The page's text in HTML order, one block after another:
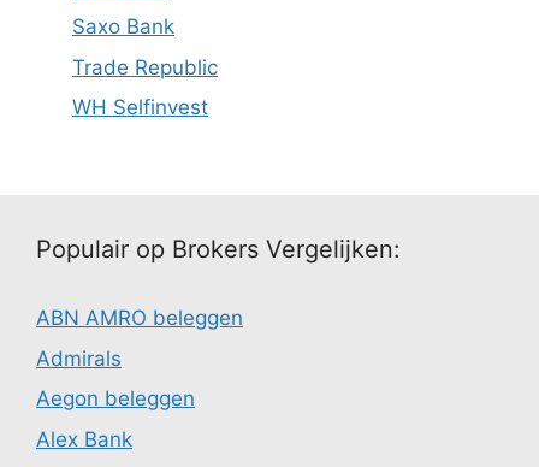
Saxo Bank
Trade Republic
WH Selfinvest
Populair op Brokers Vergelijken:
ABN AMRO beleggen
Admirals
Aegon beleggen
Alex Bank